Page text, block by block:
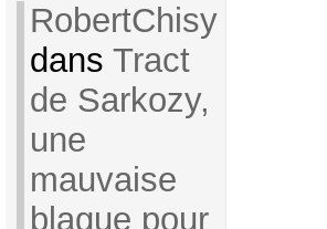
RobertChisy
dans Tract
de Sarkozy,
une
mauvaise
blague pour